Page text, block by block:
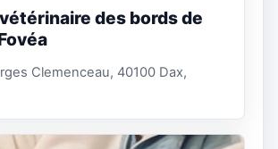
des bords de
Clemenceau, 40100 Dax,